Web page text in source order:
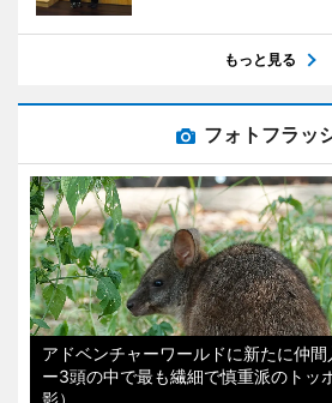
もっと見る
フォトフラッ
アドベンチャーワールドに新たに仲
ー3頭の中で最も繊細で慎重派のト
影）